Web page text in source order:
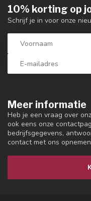
Meer informatie
Heb je een vraag over
ook eens onze
bedrijfsgegevens,
contact met ons
10% korting op
Schrijf je in voor onze